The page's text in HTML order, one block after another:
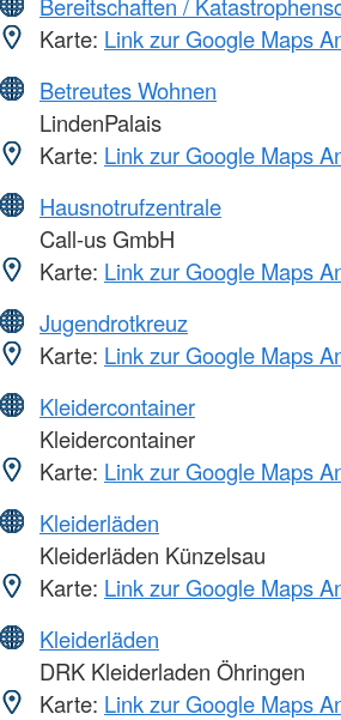
Karte: Link zur Google Maps
Betreutes Wohnen
LindenPalais
Karte: Link zur Google Maps
Hausnotrufzentrale
Call-us GmbH
Karte: Link zur Google Maps
Jugendrotkreuz
Karte: Link zur Google Maps
Kleidercontainer
Kleidercontainer
Karte: Link zur Google Maps
Kleiderläden
Kleiderläden Künzelsau
Karte: Link zur Google Maps
Kleiderläden
DRK Kleiderladen Öhringen
Karte: Link zur Google Maps